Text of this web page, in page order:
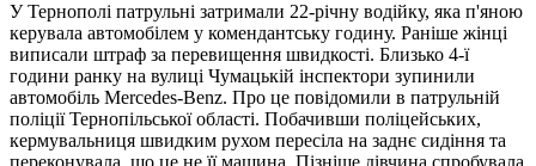
У Тернополі патрульні затримали 22-річну водійку, яка п'яною
керувала автомобілем у комендантську годину. Раніше жінці
виписали штраф за перевищення швидкості. Близько 4-ї
години ранку на вулиці Чумацькій інспектори зупинили
автомобіль Mercedes-Benz. Про це повідомили в патрульній
поліції Тернопільської області. Побачивши поліцейських,
кермувальниця швидким рухом пересіла на заднє сидіння та